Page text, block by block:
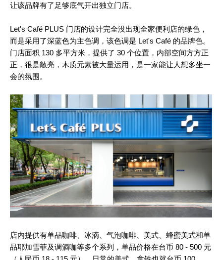
让该品牌有了足够底气开出独立门店。
Let's Café PLUS 门店的设计完全没出现全家便利店的绿色，
而是采用了深蓝色为主色调，该色调是 Let's Café 的品牌色。
门店面积 130 多平方米，提供了 30 个位置，内部空间方方正
正，很是敞亮，木质元素被大量运用，是一家能让人想多坐一
会的氛围。
店内提供有单品咖啡、冰滴、气泡咖啡、美式、蜂蜜美式和单
品耶加雪菲及调酒咖等多个系列，单品价格在台币 80 - 500 元